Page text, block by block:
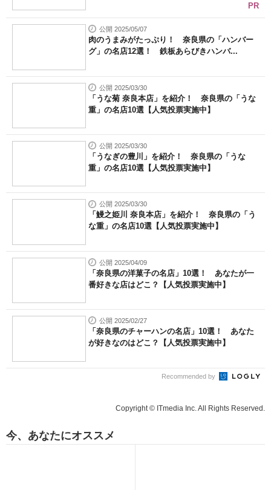
PR
公開 2025/05/07
肉のうまみがたっぷり！ 奈良県の「ハンバー
グ」の名店12選！ 鉄板あらびきハンバ...
公開 2025/03/30
「うな菊 奈良本店」を紹介！ 奈良県の「うな
重」の名店10選【人気投票実施中】
公開 2025/03/30
「うなぎの豊川」を紹介！ 奈良県の「うな
重」の名店10選【人気投票実施中】
公開 2025/03/30
「鰻之姫川 奈良本店」を紹介！ 奈良県の「う
な重」の名店10選【人気投票実施中】
公開 2025/04/09
「奈良県の洋菓子の名店」10選！ あなたが一
番好きな店はどこ？【人気投票実施中】
公開 2025/02/27
「奈良県のチャーハンの名店」10選！ あなた
が好きなのはどこ？【人気投票実施中】
Recommended by
Copyright © ITmedia Inc. All Rights Reserved.
今、あなたにオススメ